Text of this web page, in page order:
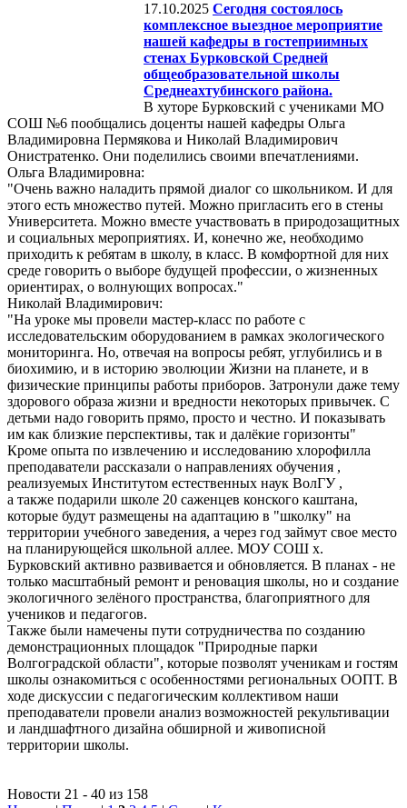
17.10.2025 Сегодня состоялось
комплексное выездное мероприятие
нашей кафедры в гостеприимных
стенах Бурковской Средней
общеобразовательной школы
Среднеахтубинского района.
В хуторе Бурковский с учениками МО
СОШ №6 пообщались доценты нашей кафедры Ольга
Владимировна Пермякова и Николай Владимирович
Онистратенко. Они поделились своими впечатлениями.
Ольга Владимировна:
"Очень важно наладить прямой диалог со школьником. И для
этого есть множество путей. Можно пригласить его в стены
Университета. Можно вместе участвовать в природозащитных
и социальных мероприятиях. И, конечно же, необходимо
приходить к ребятам в школу, в класс. В комфортной для них
среде говорить о выборе будущей профессии, о жизненных
ориентирах, о волнующих вопросах."
Николай Владимирович:
"На уроке мы провели мастер-класс по работе с
исследовательским оборудованием в рамках экологического
мониторинга. Но, отвечая на вопросы ребят, углубились и в
биохимию, и в историю эволюции Жизни на планете, и в
физические принципы работы приборов. Затронули даже тему
здорового образа жизни и вредности некоторых привычек. С
детьми надо говорить прямо, просто и честно. И показывать
им как близкие перспективы, так и далёкие горизонты"
Кроме опыта по извлечению и исследованию хлорофилла
преподаватели рассказали о направлениях обучения ,
реализуемых Институтом естественных наук ВолГУ ,
а также подарили школе 20 саженцев конского каштана,
которые будут размещены на адаптацию в "школку" на
территории учебного заведения, а через год займут свое место
на планирующейся школьной аллее. МОУ СОШ х.
Бурковский активно развивается и обновляется. В планах - не
только масштабный ремонт и реновация школы, но и создание
экологичного зелёного пространства, благоприятного для
учеников и педагогов.
Также были намечены пути сотрудничества по созданию
демонстрационных площадок "Природные парки
Волгоградской области", которые позволят ученикам и гостям
школы ознакомиться с особенностями региональных ООПТ. В
ходе дискуссии с педагогическим коллективом наши
преподаватели провели анализ возможностей рекультивации
и ландшафтного дизайна обширной и живописной
территории школы.
Новости 21 - 40 из 158